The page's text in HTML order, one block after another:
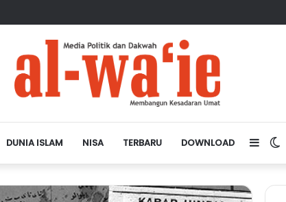
Islam
DUNIA ISLAM NISA TERBARU DOWNLOAD